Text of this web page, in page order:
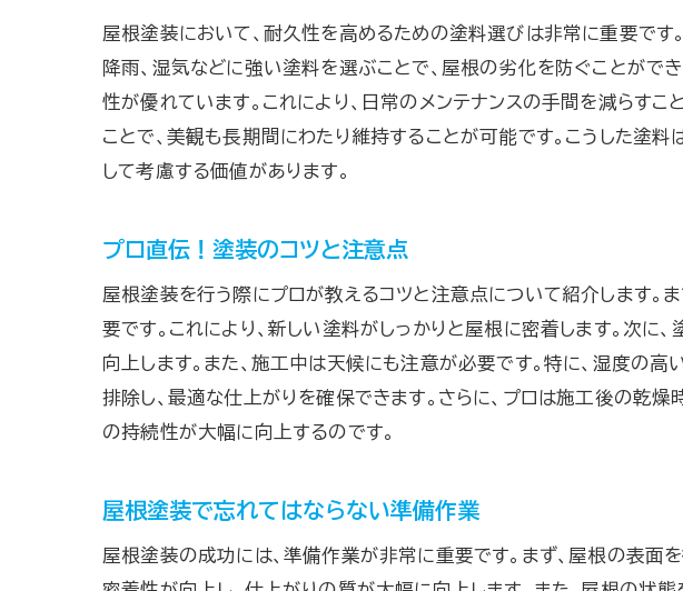
点検項目と
屋根塗装において、耐久性を高めるための塗料選びは非常に重要です
降雨、湿気などに強い塗料を選ぶことで、屋根の劣化を防ぐことがで
性が優れています。これにより、日常のメンテナンスの手間を減らす
ことで、美観も長期間にわたり維持することが可能です。こうした塗
して考慮する価値があります。
プロ直伝！塗装のコツと注意点
屋根塗装を行う際にプロが教えるコツと注意点について紹介します。
要です。これにより、新しい塗料がしっかりと屋根に密着します。次
向上します。また、施工中は天候にも注意が必要です。特に、湿度の
排除し、最適な仕上がりを確保できます。さらに、プロは施工後の乾
の持続性が大幅に向上するのです。
屋根塗装で忘れてはならない準備作業
屋根塗装の成功には、準備作業が非常に重要です。まず、屋根の表面